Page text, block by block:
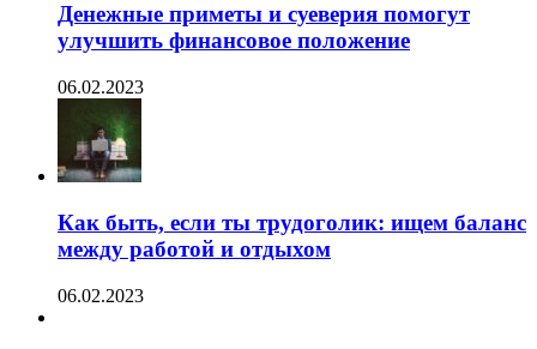
Денежные приметы и суеверия помогут
улучшить финансовое положение
06.02.2023
Как быть, если ты трудоголик: ищем баланс
между работой и отдыхом
06.02.2023